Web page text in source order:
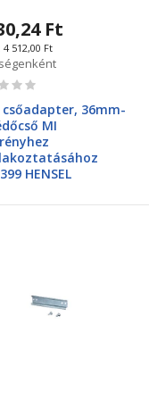
Ft
4 512,00 Ft
csőadapter, 36mm-
MI
HENSEL